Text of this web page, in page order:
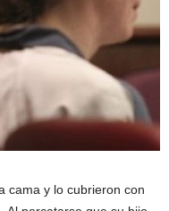
cama y lo cubrieron con